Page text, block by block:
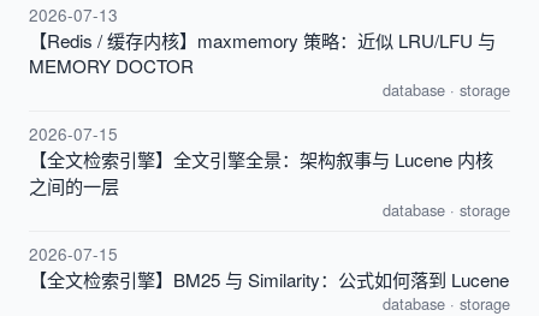
2026-07-13
【Redis / 缓存内核】maxmemory 策略：近似 LRU/LFU 与
MEMORY DOCTOR
database · storage
2026-07-15
【全文检索引擎】全文引擎全景：架构叙事与 Lucene 内核
之间的一层
database · storage
2026-07-15
【全文检索引擎】BM25 与 Similarity：公式如何落到 Lucene
database · storage